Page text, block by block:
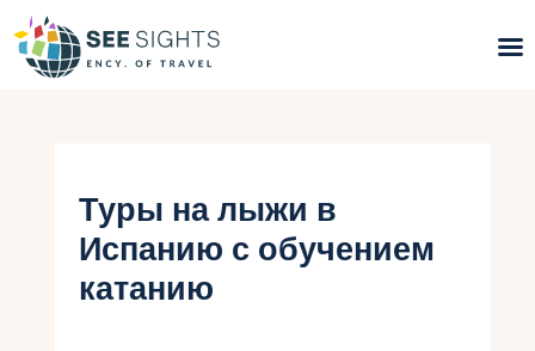
Горящие туры
Типы Туров
Страны
Туры на лыжи в
Испанию с обучением
катанию